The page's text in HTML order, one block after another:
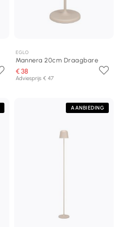
EGLO
Mannera 20cm Draagbare
€ 38
Adviesprijs € 47
AANBIEDING